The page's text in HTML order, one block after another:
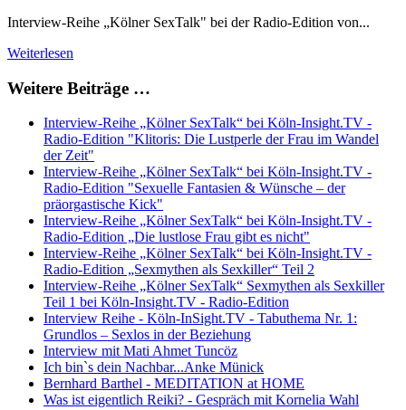
Interview-Reihe „Kölner SexTalk" bei der Radio-Edition von...
Weiterlesen
Weitere Beiträge …
Interview-Reihe „Kölner SexTalk“ bei Köln-Insight.TV -
Radio-Edition "Klitoris: Die Lustperle der Frau im Wandel
der Zeit"
Interview-Reihe „Kölner SexTalk“ bei Köln-Insight.TV -
Radio-Edition "Sexuelle Fantasien & Wünsche – der
präorgastische Kick"
Interview-Reihe „Kölner SexTalk“ bei Köln-Insight.TV -
Radio-Edition „Die lustlose Frau gibt es nicht"
Interview-Reihe „Kölner SexTalk“ bei Köln-Insight.TV -
Radio-Edition „Sexmythen als Sexkiller“ Teil 2
Interview-Reihe „Kölner SexTalk“ Sexmythen als Sexkiller
Teil 1 bei Köln-Insight.TV - Radio-Edition
Interview Reihe - Köln-InSight.TV - Tabuthema Nr. 1:
Grundlos – Sexlos in der Beziehung
Interview mit Mati Ahmet Tuncöz
Ich bin`s dein Nachbar...Anke Münick
Bernhard Barthel - MEDITATION at HOME
Was ist eigentlich Reiki? - Gespräch mit Kornelia Wahl